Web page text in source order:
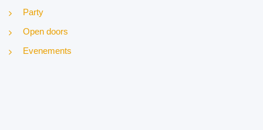
Party
Open doors
Evenements